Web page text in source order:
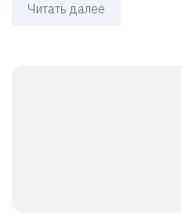
Читать далее